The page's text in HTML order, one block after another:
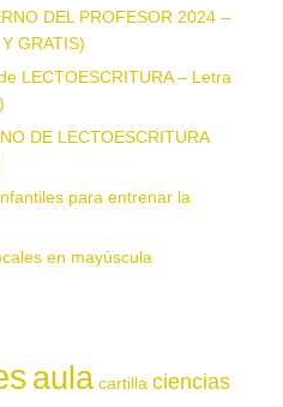
DEL PROFESOR 2024 –
GRATIS)
LECTOESCRITURA – Letra
DE LECTOESCRITURA
para entrenar la
en mayúscula
aula cartilla ciencias